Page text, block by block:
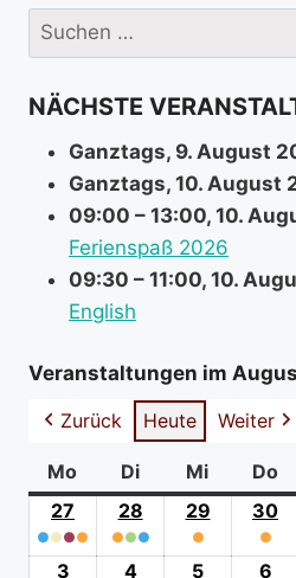
i
n
o
a
o
t
Suchen
nach:
NÄCHSTE
Ganztags, 9. August
Ganztags, 10. August
09:00 – 13:00, 10.
Ferienspaß 2026
09:30 – 11:00, 10.
English
Veranstaltungen im
Zurück
Heute Weiter
Mo Montag
DiDienstag
Mi Mittwoch
Do
27
Juli
●●●●
(4
28
Juli
●●●
(3
29
2026
●
(1
30
●
(1
3 44.
5 6